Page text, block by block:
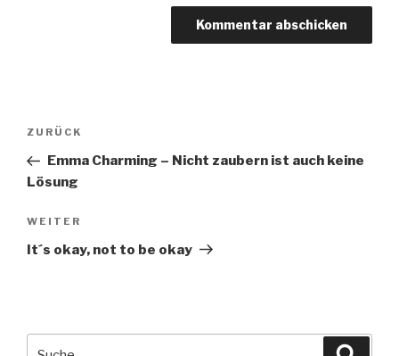
Beitragsnavigation
Vorheriger
Beitrag
ZURÜCK
Emma Charming – Nicht zaubern ist auch keine
Lösung
Nächster
Beitrag
WEITER
It´s okay, not to be okay